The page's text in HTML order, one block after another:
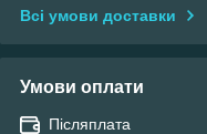
Всі умови доставки
Умови оплати
Післяплата